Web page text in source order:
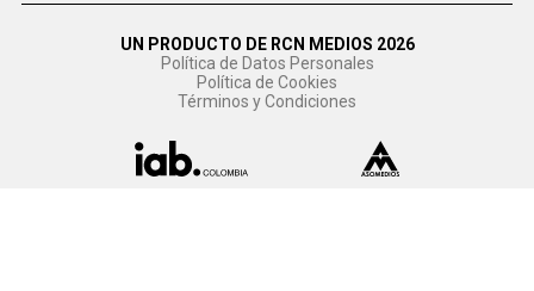
UN PRODUCTO DE RCN MEDIOS 2026
Política de Datos Personales
Política de Cookies
Términos y Condiciones